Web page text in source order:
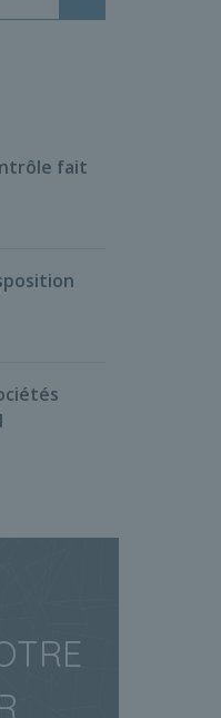
fait